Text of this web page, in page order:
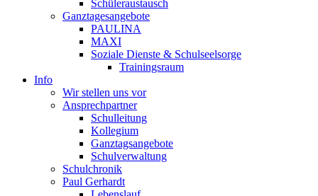
Schüleraustausch
Ganztagesangebote
PAULINA
MAXI
Soziale Dienste & Schulseelsorge
Trainingsraum
Info
Wir stellen uns vor
Ansprechpartner
Schulleitung
Kollegium
Ganztagsangebote
Schulverwaltung
Schulchronik
Paul Gerhardt